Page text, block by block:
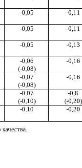
-0,05 -0,11
-0,05 -0,11
-0,05 -0,13
-0,06 -0,16
(-0,08)
-0,07 -0,16
(-0,08)
-0,07 -0,8
(-0,10) (-0 ,20)
-0,10 -0 ,20
ества.